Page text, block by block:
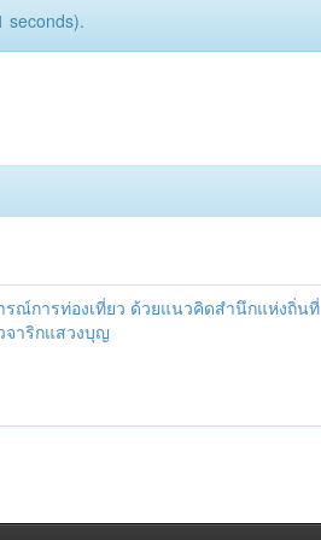
seconds).
รณ์การท่องเที่ยว ด้วยแนวคิดสำนึกแห่งถิ่นที่
จาริกแสวงบุญ